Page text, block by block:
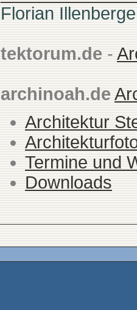
Florian
tektorum.de -
archinoah.de
Architektur
Termine und
Downloads